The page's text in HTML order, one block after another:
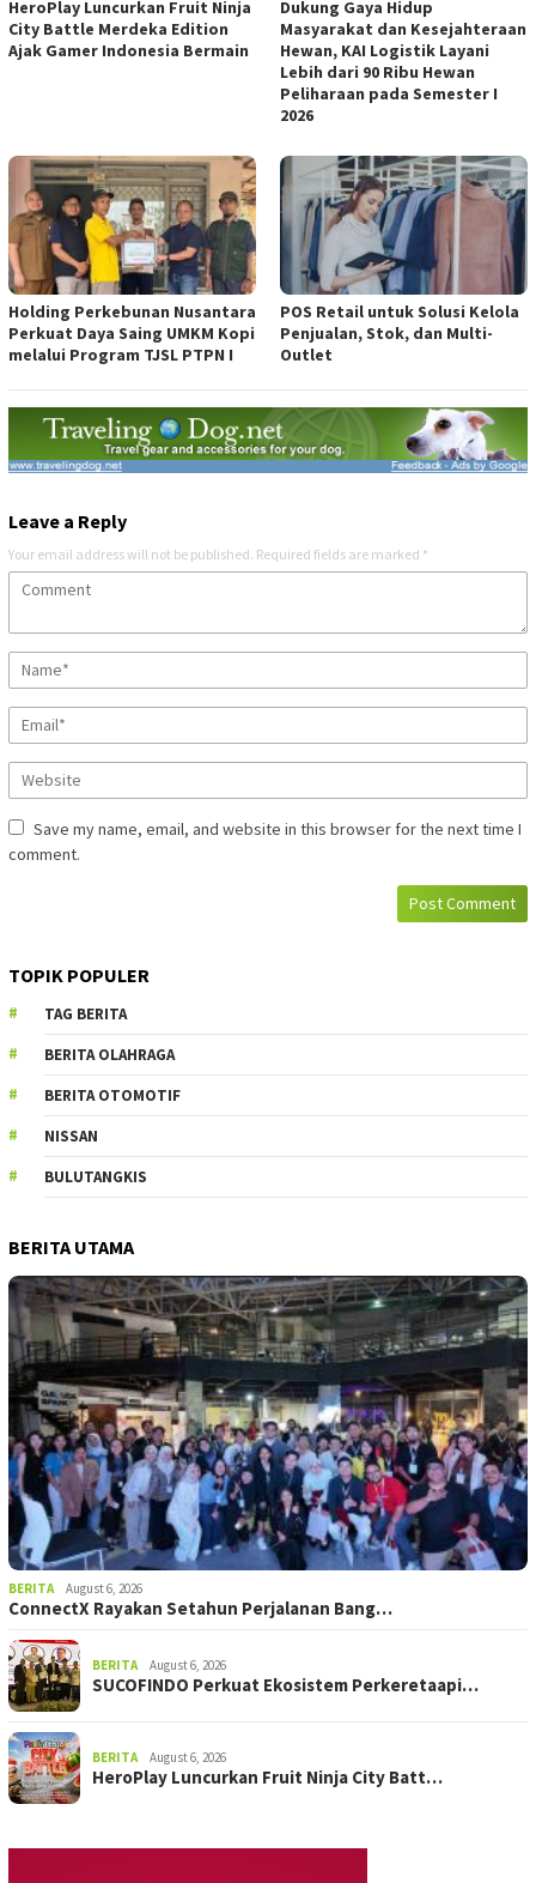
HeroPlay Luncurkan Fruit Ninja
City Battle Merdeka Edition
Ajak Gamer Indonesia Bermain
Dukung Gaya Hidup
Masyarakat dan Kesejahteraan
Hewan, KAI Logistik Layani
Lebih dari 90 Ribu Hewan
Peliharaan pada Semester I
2026
Holding Perkebunan Nusantara
Perkuat Daya Saing UMKM Kopi
melalui Program TJSL PTPN I
POS Retail untuk Solusi Kelola
Penjualan, Stok, dan Multi-
Outlet
Leave a Reply
Your email address will not be published. Required fields are marked *
Save my name, email, and website in this browser for the next time I
comment.
TOPIK POPULER
TAG BERITA
BERITA OLAHRAGA
BERITA OTOMOTIF
NISSAN
BULUTANGKIS
BERITA UTAMA
BERITA August 6, 2026
ConnectX Rayakan Setahun Perjalanan Bang…
BERITA August 6, 2026
SUCOFINDO Perkuat Ekosistem Perkeretaapi…
BERITA August 6, 2026
HeroPlay Luncurkan Fruit Ninja City Batt…